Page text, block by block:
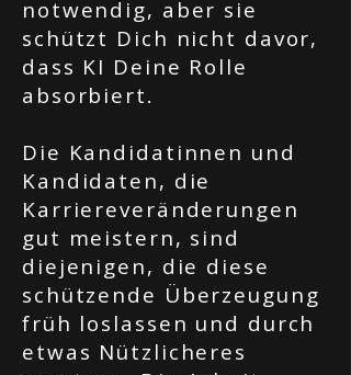
notwendig, aber sie
schützt Dich nicht davor,
dass KI Deine Rolle
absorbiert.
Die Kandidatinnen und
Kandidaten, die
Karriereveränderungen
gut meistern, sind
diejenigen, die diese
schützende Überzeugung
früh loslassen und durch
etwas Nützlicheres